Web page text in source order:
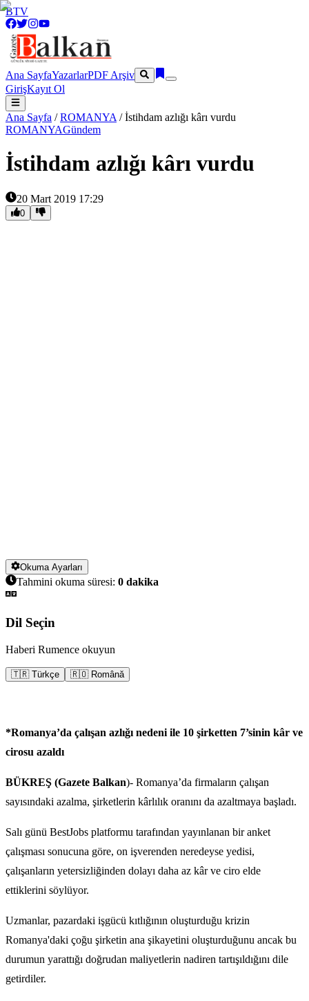
BTV
Ana SayfaYazarlarPDF Arşiv
GirişKayıt Ol
Ana Sayfa /ROMANYA /İstihdam azlığı kârı vurdu
ROMANYAGündem
İstihdam azlığı kârı vurdu
20 Mart 2019 17:29
0
Okuma Ayarları
Tahmini okuma süresi: 0 dakika
Dil Seçin
Haberi Rumence okuyun
🇹🇷 Türkçe 🇷🇴 Română
*Romanya’da çalışan azlığı nedeni ile 10 şirketten 7’sinin kâr ve
cirosu azaldı
BÜKREŞ (Gazete Balkan)- Romanya’da firmaların çalışan
sayısındaki azalma, şirketlerin kârlılık oranını da azaltmaya başladı.
Salı günü BestJobs platformu tarafından yayınlanan bir anket
çalışması sonucuna göre, on işverenden neredeyse yedisi,
çalışanların yetersizliğinden dolayı daha az kâr ve ciro elde
ettiklerini söylüyor.
Uzmanlar, pazardaki işgücü kıtlığının oluşturduğu krizin
Romanya'daki çoğu şirketin ana şikayetini oluşturduğunu ancak bu
durumun yarattığı doğrudan maliyetlerin nadiren tartışıldığını dile
getirdiler.